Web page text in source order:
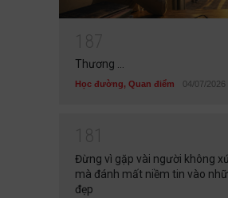
Thương ...
Học đường, Quan điểm 04/07/2026
Đừng vì gặp vài người không
mà đánh mất niềm tin vào
đẹp